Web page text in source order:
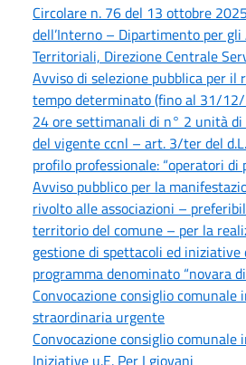
Circolare n. 76 del 13 ottobre
dell’Interno – Dipartimento per
Territoriali, Direzione Centrale
Avviso di selezione pubblica per il
tempo determinato (fino al 31/
24 ore settimanali di n° 2 unità di
del vigente ccnl – art. 3/ter del
profilo professionale: “operatori di
Avviso pubblico per la
rivolto alle associazioni –
territorio del comune – per la
gestione di spettacoli ed iniziative
programma denominato “novara
Convocazione consiglio comunale
straordinaria urgente
Convocazione consiglio comunale
Iniziative u.E. Per I giovani